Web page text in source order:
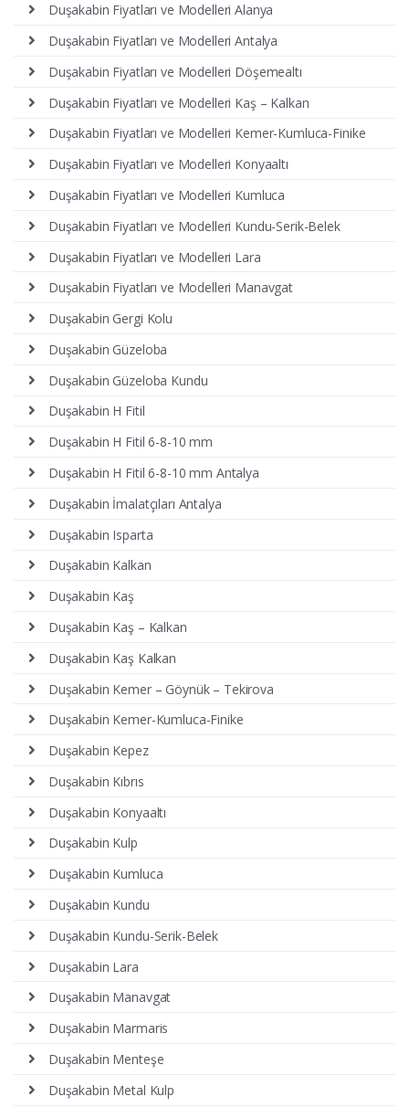
Duşakabin Fiyatları ve Modelleri Alanya
Duşakabin Fiyatları ve Modelleri Antalya
Duşakabin Fiyatları ve Modelleri Döşemealtı
Duşakabin Fiyatları ve Modelleri Kaş – Kalkan
Duşakabin Fiyatları ve Modelleri Kemer-Kumluca-Finike
Duşakabin Fiyatları ve Modelleri Konyaaltı
Duşakabin Fiyatları ve Modelleri Kumluca
Duşakabin Fiyatları ve Modelleri Kundu-Serik-Belek
Duşakabin Fiyatları ve Modelleri Lara
Duşakabin Fiyatları ve Modelleri Manavgat
Duşakabin Gergi Kolu
Duşakabin Güzeloba
Duşakabin Güzeloba Kundu
Duşakabin H Fitil
Duşakabin H Fitil 6-8-10 mm
Duşakabin H Fitil 6-8-10 mm Antalya
Duşakabin İmalatçıları Antalya
Duşakabin Isparta
Duşakabin Kalkan
Duşakabin Kaş
Duşakabin Kaş – Kalkan
Duşakabin Kaş Kalkan
Duşakabin Kemer – Göynük – Tekirova
Duşakabin Kemer-Kumluca-Finike
Duşakabin Kepez
Duşakabin Kıbrıs
Duşakabin Konyaaltı
Duşakabin Kulp
Duşakabin Kumluca
Duşakabin Kundu
Duşakabin Kundu-Serik-Belek
Duşakabin Lara
Duşakabin Manavgat
Duşakabin Marmaris
Duşakabin Menteşe
Duşakabin Metal Kulp